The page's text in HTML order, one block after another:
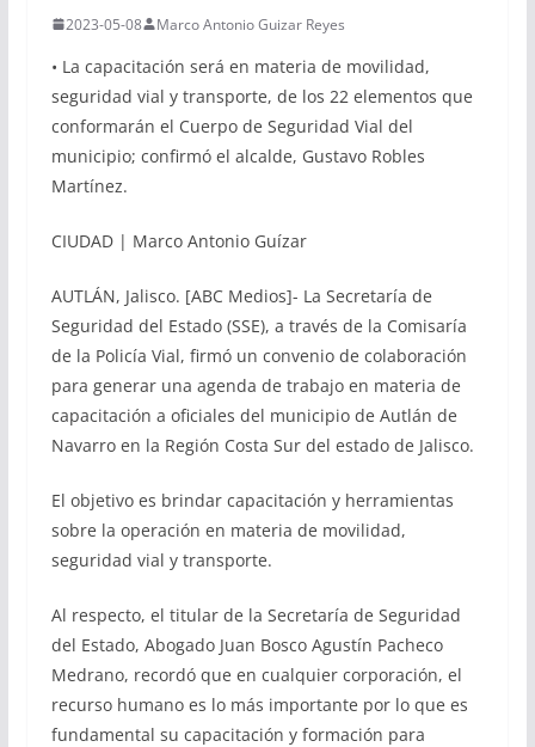
2023-05-08 Marco Antonio Guizar Reyes
• La capacitación será en materia de movilidad,
seguridad vial y transporte, de los 22 elementos que
conformarán el Cuerpo de Seguridad Vial del
municipio; confirmó el alcalde, Gustavo Robles
Martínez.
CIUDAD | Marco Antonio Guízar
AUTLÁN, Jalisco. [ABC Medios]- La Secretaría de
Seguridad del Estado (SSE), a través de la Comisaría
de la Policía Vial, firmó un convenio de colaboración
para generar una agenda de trabajo en materia de
capacitación a oficiales del municipio de Autlán de
Navarro en la Región Costa Sur del estado de Jalisco.
El objetivo es brindar capacitación y herramientas
sobre la operación en materia de movilidad,
seguridad vial y transporte.
Al respecto, el titular de la Secretaría de Seguridad
del Estado, Abogado Juan Bosco Agustín Pacheco
Medrano, recordó que en cualquier corporación, el
recurso humano es lo más importante por lo que es
fundamental su capacitación y formación para